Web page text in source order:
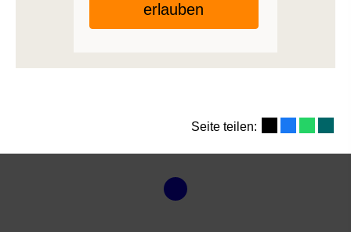
erlauben
Seite teilen: